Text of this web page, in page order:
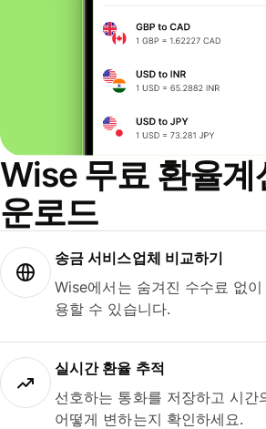
Wise 무료 환율계
운로드
송금 서비스업체 비교하기
Wise에서는 숨겨진 수수료 없
용할 수 있습니다.
실시간 환율 추적
선호하는 통화를 저장하고 시간
어떻게 변하는지 확인하세요.